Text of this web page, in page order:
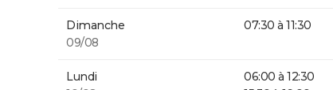
Dimanche
09/08
07:30 à 11:30
Lundi
06:00 à 12:30